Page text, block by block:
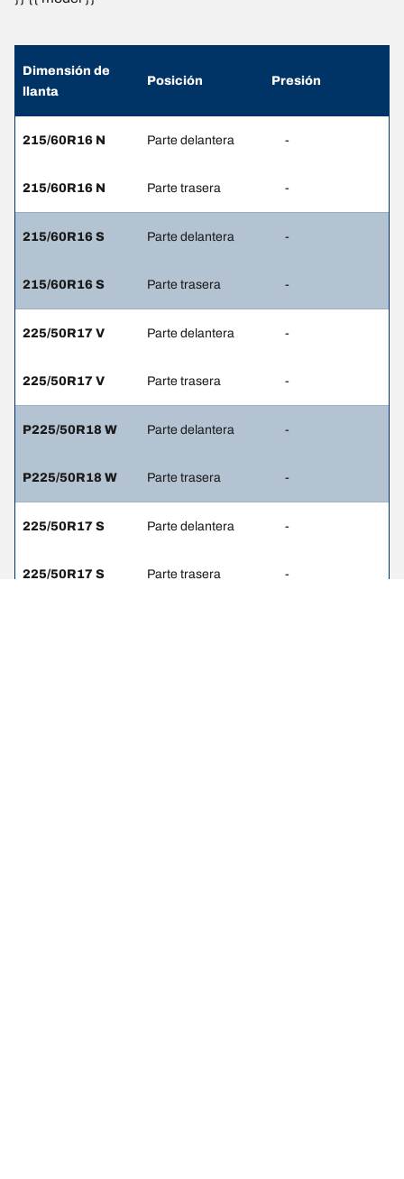
Dimensión de
llanta
Posición Presión
215/60R16 N Parte delantera -
215/60R16 N Parte trasera -
215/60R16 S Parte delantera -
215/60R16 S Parte trasera -
225/50R17 V Parte delantera -
225/50R17 V Parte trasera -
P225/50R18 W Parte delantera -
P225/50R18 W Parte trasera -
225/50R17 S Parte delantera -
225/50R17 S Parte trasera -